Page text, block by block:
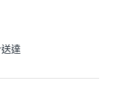
達